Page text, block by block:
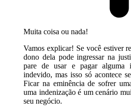
Muita coisa ou nada!
Vamos explicar! Se você estiver
dono dela pode ingressar na
pare de usar e pagar alguma
indevido, mas isso só acontece
Ficar na eminência de sofrer
uma indenização é um cenário
seu negócio.